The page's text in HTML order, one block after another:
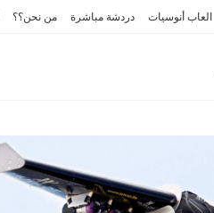
العاب أنوسيات دردشة مباشرة من نحن؟؟